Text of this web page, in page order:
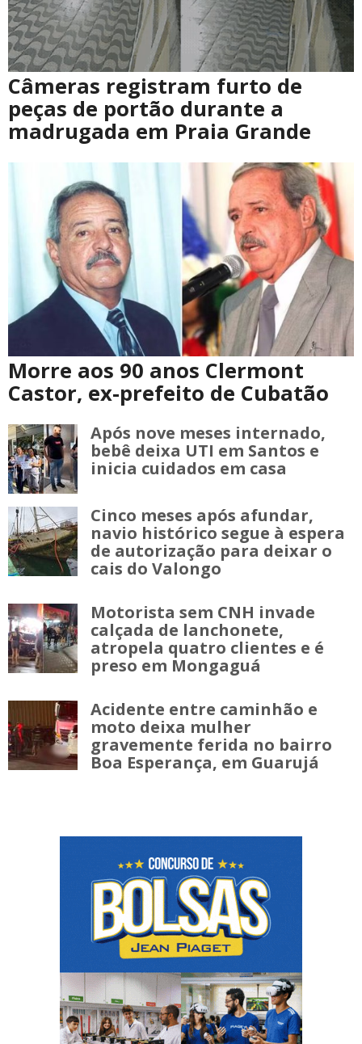
Câmeras registram furto de
peças de portão durante a
madrugada em Praia Grande
Morre aos 90 anos Clermont
Castor, ex-prefeito de Cubatão
Após nove meses internado,
bebê deixa UTI em Santos e
inicia cuidados em casa
Cinco meses após afundar,
navio histórico segue à espera
de autorização para deixar o
cais do Valongo
Motorista sem CNH invade
calçada de lanchonete,
atropela quatro clientes e é
preso em Mongaguá
Acidente entre caminhão e
moto deixa mulher
gravemente ferida no bairro
Boa Esperança, em Guarujá